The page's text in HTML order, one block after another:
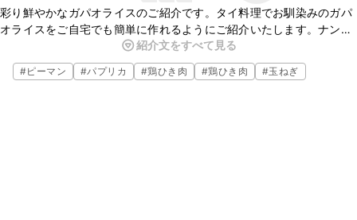
彩り鮮やかなガパオライスのご紹介です。タイ料理でお馴染みのガパ
オライスをご自宅でも簡単に作れるようにご紹介いたします。ナンプ
ラーの風味が食欲そそり、一口食べればきっと止まらないはず！ぜひ
お試しください。
紹介文をすべて見る
#ピーマン #パプリカ #鶏ひき肉 #鶏ひき肉 #玉ねぎ